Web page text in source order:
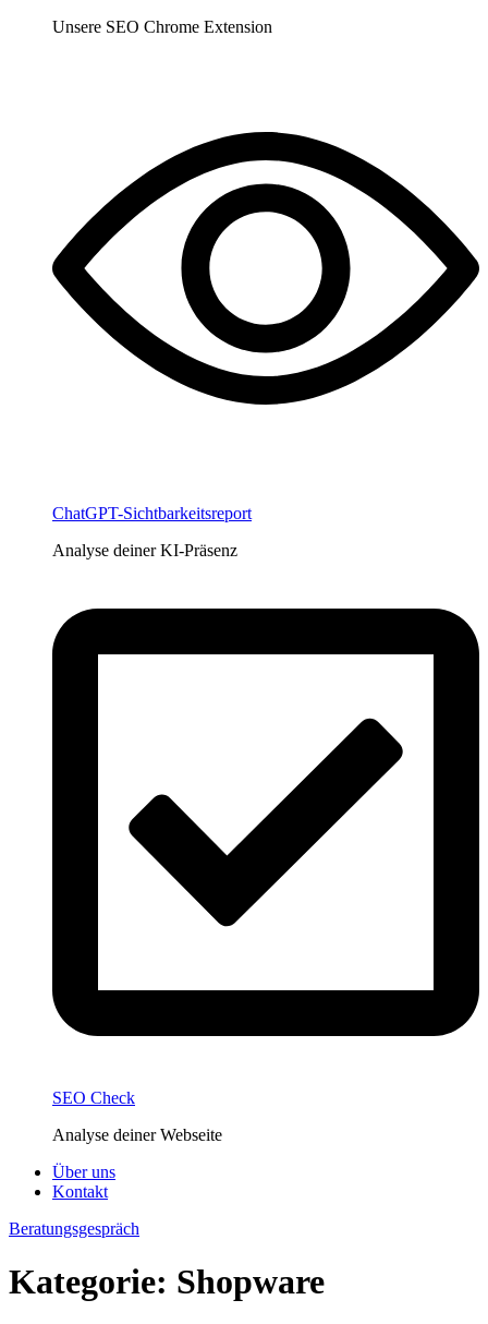
Unsere SEO Chrome Extension
ChatGPT-Sichtbarkeitsreport
Analyse deiner KI-Präsenz
SEO Check
Analyse deiner Webseite
Über uns
Kontakt
Beratungsgespräch
Kategorie: Shopware